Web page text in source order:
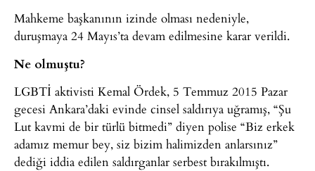
Mahkeme başkanının izinde olması nedeniyle,
duruşmaya 24 Mayıs’ta devam edilmesine karar verildi.
Ne olmuştu?
LGBTİ aktivisti Kemal Ördek, 5 Temmuz 2015 Pazar
gecesi Ankara’daki evinde cinsel saldırıya uğramış, “Şu
Lut kavmi de bir türlü bitmedi” diyen polise “Biz erkek
adamız memur bey, siz bizim halimizden anlarsınız”
dediği iddia edilen saldırganlar serbest bırakılmıştı.